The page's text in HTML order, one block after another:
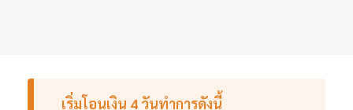
เริ่มโอนเงิน 4 วันทำการดังนี้